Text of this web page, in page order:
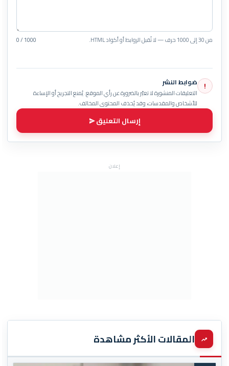
من 30 إلى 1000 حرف — لا تُقبل الروابط أو أكواد HTML. 0 / 1000
! ضوابط النشر
التعليقات المنشورة لا تعبّر بالضرورة عن رأي الموقع. يُمنع التجريح أو الإساءة
للأشخاص والمقدسات، وقد يُحذف المحتوى المخالف.
إرسال التعليق
إعلان
المقالات الأكثر مشاهدة